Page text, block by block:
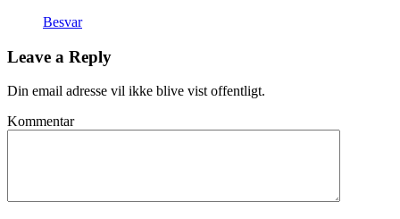
Besvar
Leave a Reply
Din email adresse vil ikke blive vist offentligt.
Kommentar